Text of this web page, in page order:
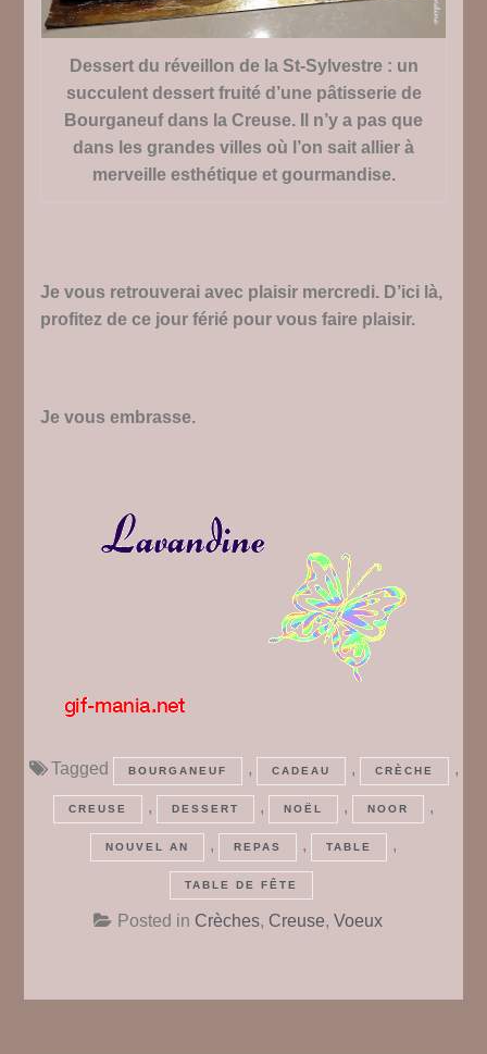
Dessert du réveillon de la St-Sylvestre : un
succulent dessert fruité d’une pâtisserie de
Bourganeuf dans la Creuse. Il n’y a pas que
dans les grandes villes où l’on sait allier à
merveille esthétique et gourmandise.
Je vous retrouverai avec plaisir mercredi. D’ici là,
profitez de ce jour férié pour vous faire plaisir.
Je vous embrasse.
Tagged BOURGANEUF , CADEAU , CRÈCHE ,
CREUSE , DESSERT , NOËL , NOOR ,
NOUVEL AN , REPAS , TABLE ,
TABLE DE FÊTE
Posted in Crèches, Creuse, Voeux